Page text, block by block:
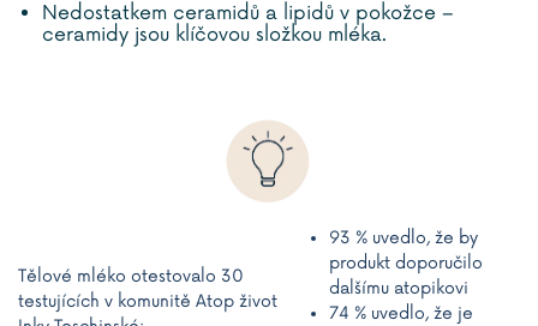
Nedostatkem ceramidů a lipidů v pokožce –
ceramidy jsou klíčovou složkou mléka.
Tělové mléko otestovalo 30
testujících v komunitě Atop život
93 % uvedlo, že by
produkt doporučilo
dalšímu atopikovi
74 % uvedlo, že je